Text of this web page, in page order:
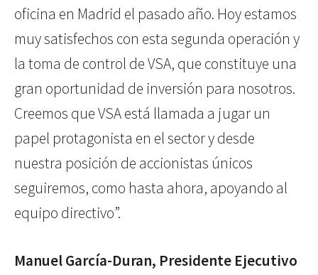
oficina en Madrid el pasado año. Hoy estamos
muy satisfechos con esta segunda operación y
la toma de control de VSA, que constituye una
gran oportunidad de inversión para nosotros.
Creemos que VSA está llamada a jugar un
papel protagonista en el sector y desde
nuestra posición de accionistas únicos
seguiremos, como hasta ahora, apoyando al
equipo directivo”.
Manuel García-Duran, Presidente Ejecutivo